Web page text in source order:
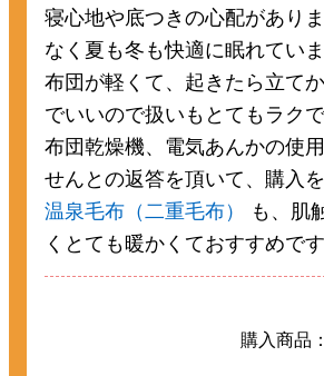
寝心地や底つきの心配があり
なく夏も冬も快適に眠れていま
布団が軽くて、起きたら立て
でいいので扱いもとてもラクで
布団乾燥機、電気あんかの使
せんとの返答を頂いて、購入を
温泉毛布（二重毛布）
も、肌
くとても暖かくておすすめです
購入商品：